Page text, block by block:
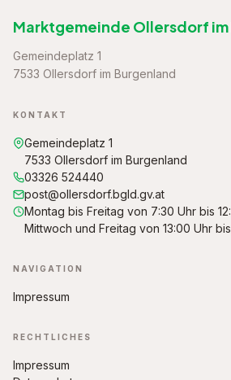
Marktgemeinde Ollersdorf
Gemeindeplatz 1
7533 Ollersdorf im Burgenland
KONTAKT
Gemeindeplatz 1
7533 Ollersdorf im Burgenland
03326 524440
post@ollersdorf.bgld.gv.at
Montag bis Freitag von 7:30 Uhr bis
Mittwoch und Freitag von 13:00 Uhr
NAVIGATION
Impressum
RECHTLICHES
Impressum